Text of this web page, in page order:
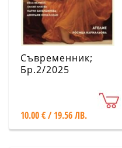
Съвременник;
Бр.2/2025
10.00 € / 19.56 ЛВ.